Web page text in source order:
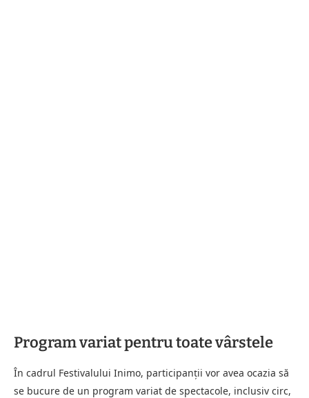
Program variat pentru toate vârstele
În cadrul Festivalului Inimo, participanții vor avea ocazia să
se bucure de un program variat de spectacole, inclusiv circ,